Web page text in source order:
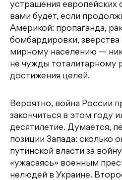
устрашения европейских
вами будет, если
Америкой: пропаганда,
бомбардировки,
мирному населению —
не чужды тоталитарному
достижения целей.
Вероятно, война России
закончиться в этом году
десятилетие. Думается,
позиции Запада: сколько
путинской власти за
«ужасаясь» военным
нелюдей в Украине.